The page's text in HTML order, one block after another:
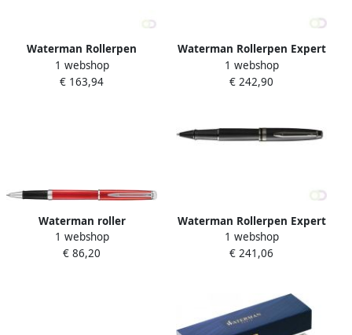
Waterman Rollerpen
HÃ©misphÃ¨re Colour
Blocking purple GT fijn
1 webshop
€ 163,94
Waterman Rollerpen Expert
metallic silver lacquer RT
fijn
1 webshop
€ 242,90
Waterman roller
HÃÂ©misphÃÂ¨re Red
Comet met palladium detail
1 webshop
€ 86,20
Waterman Rollerpen Expert
metallic black lacquer RT
fijn
1 webshop
€ 241,06